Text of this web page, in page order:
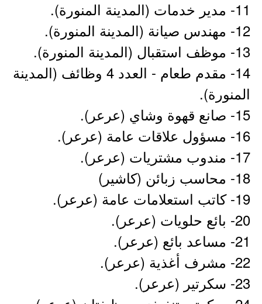
11- مدير خدمات (المدينة المنورة).
12- مهندس صيانة (المدينة المنورة).
13- موظف استقبال (المدينة المنورة).
14- مقدم طعام - العدد 4 وظائف (المدينة
المنورة).
15- صانع قهوة وشاي (عرعر).
16- مسؤول علاقات عامة (عرعر).
17- مندوب مشتريات (عرعر).
18- محاسب زبائن (كاشير)
19- كاتب استعلامات عامة (عرعر).
20- بائع حلويات (عرعر).
21- مساعد بائع (عرعر).
22- مشرف أغذية (عرعر).
23- سكرتير (عرعر).